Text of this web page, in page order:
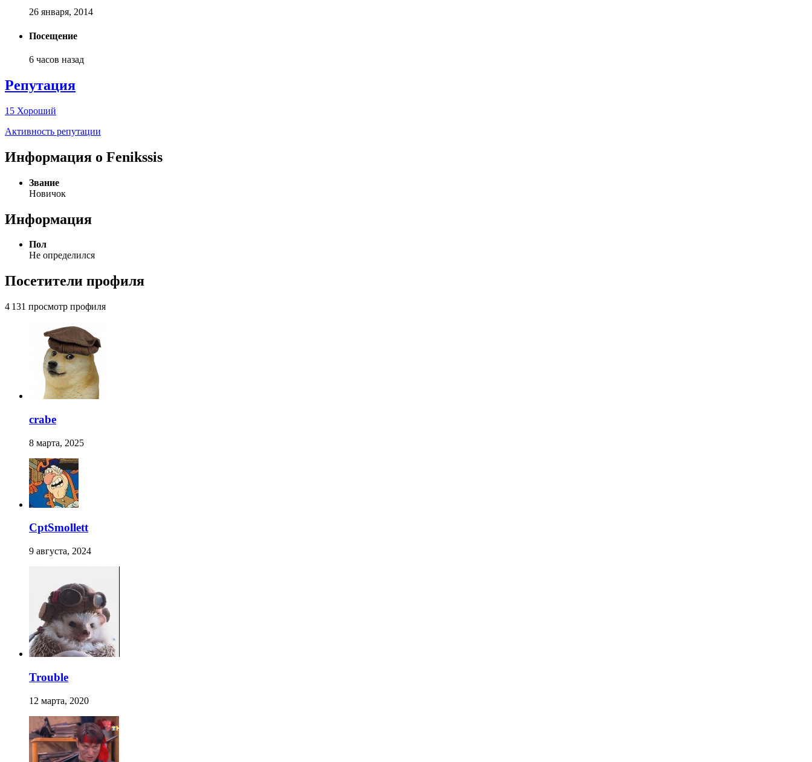
26 января, 2014
Посещение
6 часов назад
Репутация
15 Хороший
Активность репутации
Информация о Fenikssis
Звание
Новичок
Информация
Пол
Не определился
Посетители профиля
4 131 просмотр профиля
crabe
8 марта, 2025
CptSmollett
9 августа, 2024
Trouble
12 марта, 2020